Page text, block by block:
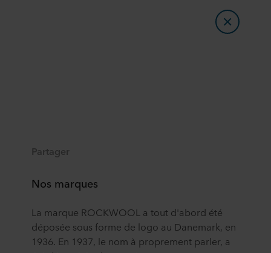
Partager
Nos marques
La marque ROCKWOOL a tout d'abord été
déposée sous forme de logo au Danemark, en
1936. En 1937, le nom à proprement parler, a